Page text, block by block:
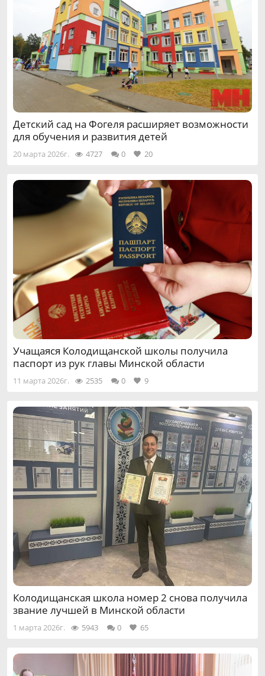
Детский сад на Фогеля расширяет возможности
для обучения и развития детей
20 марта 2026г. 4727 0 20
Учащаяся Колодищанской школы получила
паспорт из рук главы Минской области
11 марта 2026г. 2535 0 9
Колодищанская школа номер 2 снова получила
звание лучшей в Минской области
1 марта 2026г. 5943 0 65